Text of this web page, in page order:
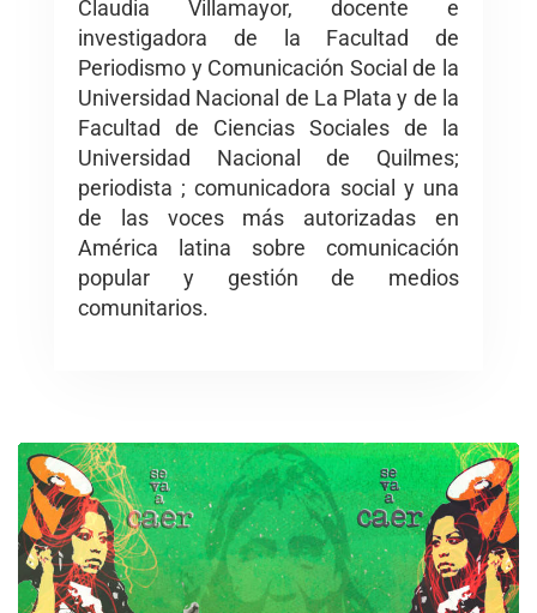
Claudia Villamayor, docente e
investigadora de la Facultad de
Periodismo y Comunicación Social de la
Universidad Nacional de La Plata y de la
Facultad de Ciencias Sociales de la
Universidad Nacional de Quilmes;
periodista ; comunicadora social y una
de las voces más autorizadas en
América latina sobre comunicación
popular y gestión de medios
comunitarios.